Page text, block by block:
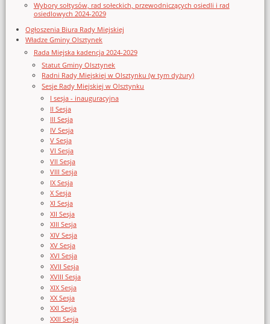
Wybory sołtysów, rad sołeckich, przewodniczących osiedli i rad
osiedlowych 2024-2029
Ogłoszenia Biura Rady Miejskiej
Władze Gminy Olsztynek
Rada Miejska kadencja 2024-2029
Statut Gminy Olsztynek
Radni Rady Miejskiej w Olsztynku (w tym dyżury)
Sesje Rady Miejskiej w Olsztynku
I sesja - inauguracyjna
II Sesja
III Sesja
IV Sesja
V Sesja
VI Sesja
VII Sesja
VIII Sesja
IX Sesja
X Sesja
XI Sesja
XII Sesja
XIII Sesja
XIV Sesja
XV Sesja
XVI Sesja
XVII Sesja
XVIII Sesja
XIX Sesja
XX Sesja
XXI Sesja
XXII Sesja